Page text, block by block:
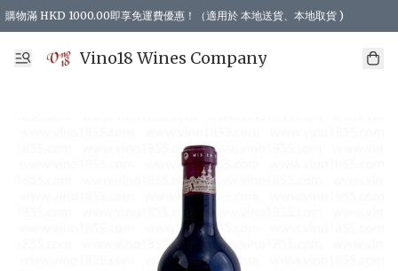
購物滿 HKD 1000.00即享免運費優惠！（適用於 本地送貨、本地取貨 )
Vino18 Wines Company